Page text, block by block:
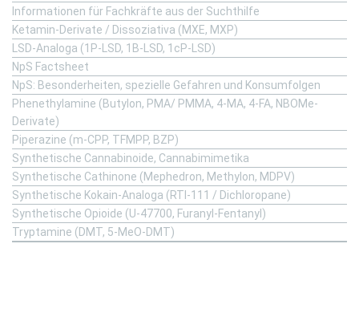
Informationen für Fachkräfte aus der Suchthilfe
Ketamin-Derivate / Dissoziativa (MXE, MXP)
LSD-Analoga (1P-LSD, 1B-LSD, 1cP-LSD)
NpS Factsheet
NpS: Besonderheiten, spezielle Gefahren und Konsumfolgen
Phenethylamine (Butylon, PMA/ PMMA, 4-MA, 4-FA, NBOMe-
Derivate)
Piperazine (m-CPP, TFMPP, BZP)
Synthetische Cannabinoide, Cannabimimetika
Synthetische Cathinone (Mephedron, Methylon, MDPV)
Synthetische Kokain-Analoga (RTI-111 / Dichloropane)
Synthetische Opioide (U-47700, Furanyl-Fentanyl)
Tryptamine (DMT, 5-MeO-DMT)